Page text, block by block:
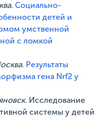
Социально-
детей и
умственной
с ломкой
Результаты
гена Nrf2 у
Исследование
системы у детей